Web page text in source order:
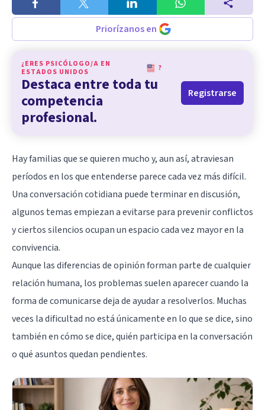
Priorízanos en
¿ERES PSICÓLOGO/A EN
ESTADOS UNIDOS
?
Destaca entre toda tu
competencia
profesional.
Registrarse
Hay familias que se quieren mucho y, aun así, atraviesan
períodos en los que entenderse parece cada vez más difícil.
Una conversación cotidiana puede terminar en discusión,
algunos temas empiezan a evitarse para prevenir conflictos
y ciertos silencios ocupan un espacio cada vez mayor en la
convivencia.
Aunque las diferencias de opinión forman parte de cualquier
relación humana, los problemas suelen aparecer cuando la
forma de comunicarse deja de ayudar a resolverlos. Muchas
veces la dificultad no está únicamente en lo que se dice, sino
también en cómo se dice, quién participa en la conversación
o qué asuntos quedan pendientes.